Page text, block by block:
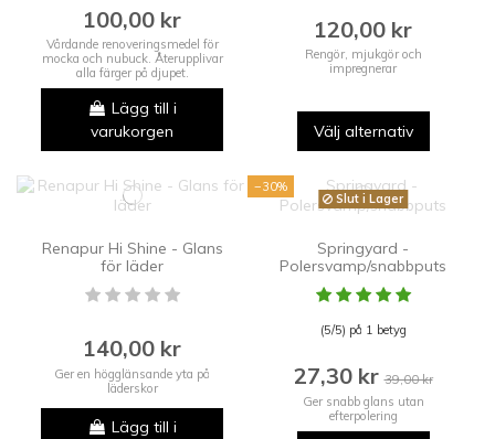
100,00 kr
Vårdande renoveringsmedel för
mocka och nubuck. Återupplivar
alla färger på djupet.
Lägg till i
varukorgen
120,00 kr
Rengör, mjukgör och
impregnerar
Välj alternativ
Renapur Hi Shine - Glans
för läder
140,00 kr
Ger en högglänsande yta på
läderskor
Lägg till i
−30%
Slut i Lager
Springyard -
Polersvamp/snabbputs
(5/5) på 1 betyg
27,30 kr39,00 kr
Ger snabb glans utan
efterpolering